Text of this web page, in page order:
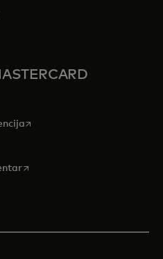
opens in a new tab
in a new tab
opens in a new tab
in a new tab